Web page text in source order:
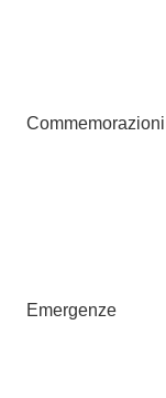
Commemorazioni
Emergenze